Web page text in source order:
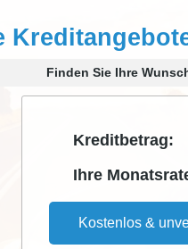
Finden Sie Ihre
Kreditbetrag:
Ihre
Kostenlos &